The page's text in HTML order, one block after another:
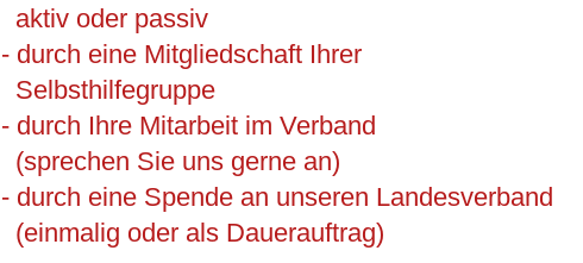
aktiv oder passiv
- durch eine Mitgliedschaft Ihrer
Selbsthilfegruppe
- durch Ihre Mitarbeit im Verband
(sprechen Sie uns gerne an)
- durch eine Spende an unseren Landesverband
(einmalig oder als Dauerauftrag)